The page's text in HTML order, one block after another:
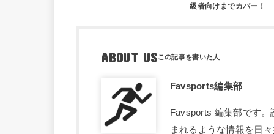
級者向けまでカバー！
ABOUT US
Favsports編集部
Favsports 編集部です
まれるような情報を日